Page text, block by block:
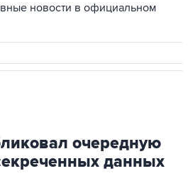
новости в официальном
очередную
данных